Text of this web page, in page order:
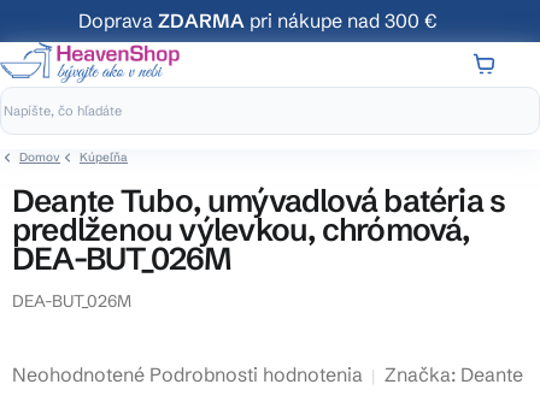
na
obsah
Doprava ZDARMA pri nákupe nad 300 €
Domov Kúpeľňa
Deante Tubo, umývadlová batéria s
predĺženou výlevkou, chrómová,
DEA-BUT_026M
DEA-BUT_026M
Priemerné
Neohodnotené Podrobnosti hodnotenia Značka: Deante